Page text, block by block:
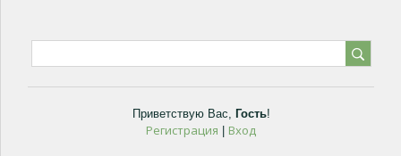
Приветствую Вас, Гость!
Регистрация Вход